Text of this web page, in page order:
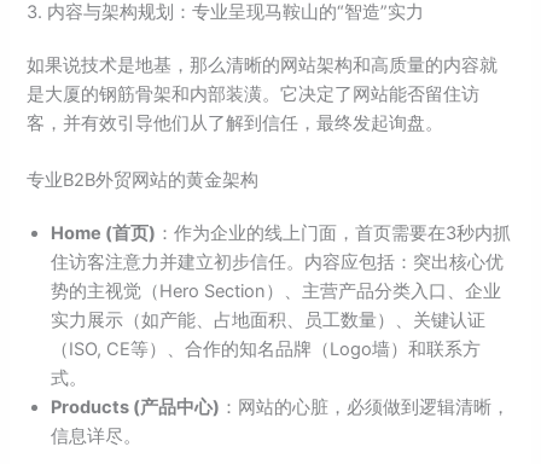
3. 内容与架构规划：专业呈现马鞍山的“智造”实力
如果说技术是地基，那么清晰的网站架构和高质量的内容就
是大厦的钢筋骨架和内部装潢。它决定了网站能否留住访
客，并有效引导他们从了解到信任，最终发起询盘。
专业B2B外贸网站的黄金架构
Home (首页) ：作为企业的线上门面，首页需要在3秒内抓
住访客注意力并建立初步信任。内容应包括：突出核心优
势的主视觉（Hero Section）、主营产品分类入口、企业
实力展示（如产能、占地面积、员工数量）、关键认证
（ISO, CE等）、合作的知名品牌（Logo墙）和联系方
式。
Products (产品中心) ：网站的心脏，必须做到逻辑清晰，
信息详尽。